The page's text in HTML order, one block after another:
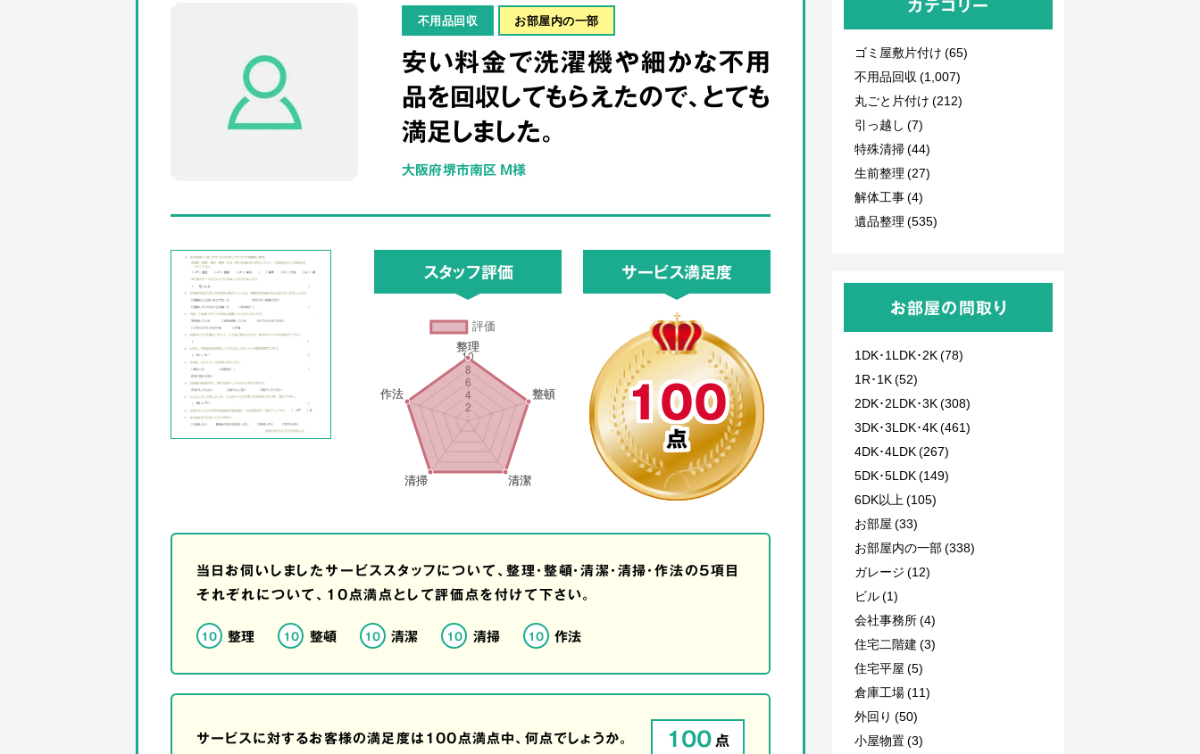
不用品回収 お部屋内の一部
安い料金で洗濯機や細かな不用
品を回収してもらえたので、とても
満足しました。
大阪府堺市南区 M様
スタッフ評価 サービス満足度
100
点
当日お伺いしましたサービススタッフについて、整理・整頓・清潔・清掃・作法の5項目
それぞれについて、10点満点として評価点を付けて下さい。
10 整理 10 整頓 10 清潔 10 清掃 10 作法
サービスに対するお客様の満足度は100点満点中、何点でしょうか。 100点
カテゴリー
ゴミ屋敷片付け (65)
不用品回収 (1,007)
丸ごと片付け (212)
引っ越し (7)
特殊清掃 (44)
生前整理 (27)
解体工事 (4)
遺品整理 (535)
お部屋の間取り
1DK･1LDK･2K (78)
1R･1K (52)
2DK･2LDK･3K (308)
3DK･3LDK･4K (461)
4DK･4LDK (267)
5DK･5LDK (149)
6DK以上 (105)
お部屋 (33)
お部屋内の一部 (338)
ガレージ (12)
ビル (1)
会社事務所 (4)
住宅二階建 (3)
住宅平屋 (5)
倉庫工場 (11)
外回り (50)
小屋物置 (3)